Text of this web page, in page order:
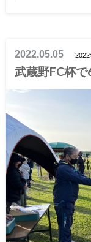
2022.05.05
武蔵野FC杯で